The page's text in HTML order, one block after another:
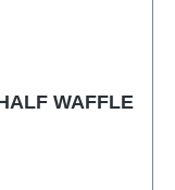
WAFFLE